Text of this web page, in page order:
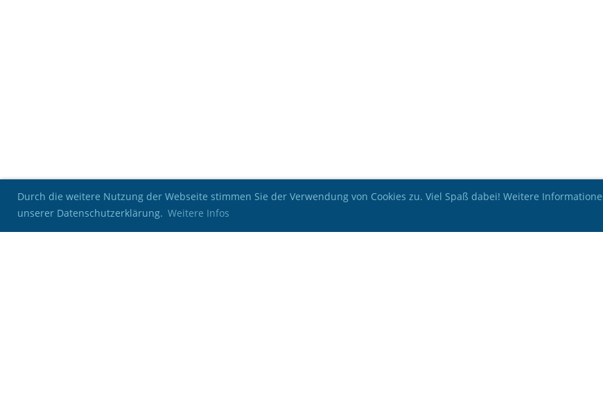
Durch die weitere Nutzung der Webseite stimmen Sie der Verwendung von Cookies zu. Viel Spaß dabei! Weitere
unserer Datenschutzerklärung. Weitere Infos